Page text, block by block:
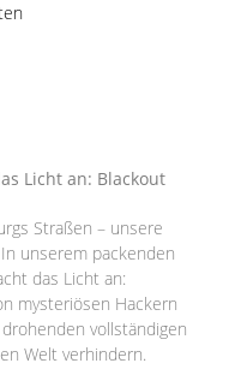
Licht an: Blackout
Straßen – unsere
unserem packenden
das Licht an:
mysteriösen Hackern
vollständigen
Welt verhindern.